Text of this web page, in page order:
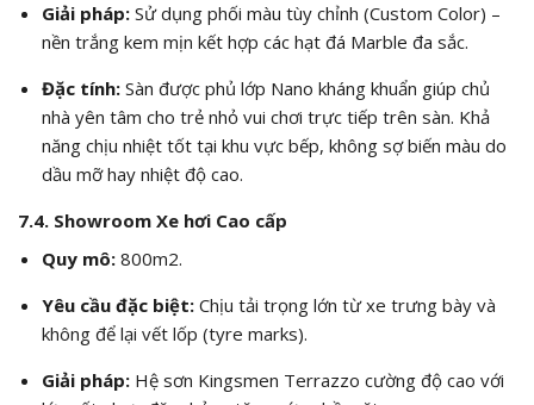
Giải pháp:Sử dụng phối màu tùy chỉnh (Custom Color) –
nền trắng kem mịn kết hợp các hạt đá Marble đa sắc.
Đặc tính:Sàn được phủ lớp Nano kháng khuẩn giúp chủ
nhà yên tâm cho trẻ nhỏ vui chơi trực tiếp trên sàn. Khả
năng chịu nhiệt tốt tại khu vực bếp, không sợ biến màu do
dầu mỡ hay nhiệt độ cao.
7.4. Showroom Xe hơi Cao cấp
Quy mô:800m2.
Yêu cầu đặc biệt:Chịu tải trọng lớn từ xe trưng bày và
không để lại vết lốp (tyre marks).
Giải pháp:Hệ sơn Kingsmen Terrazzo cường độ cao với